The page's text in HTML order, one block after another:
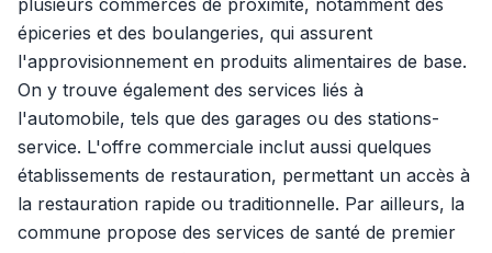
plusieurs commerces de proximité, notamment des
épiceries et des boulangeries, qui assurent
l'approvisionnement en produits alimentaires de base.
On y trouve également des services liés à
l'automobile, tels que des garages ou des stations-
service. L'offre commerciale inclut aussi quelques
établissements de restauration, permettant un accès à
la restauration rapide ou traditionnelle. Par ailleurs, la
commune propose des services de santé de premier